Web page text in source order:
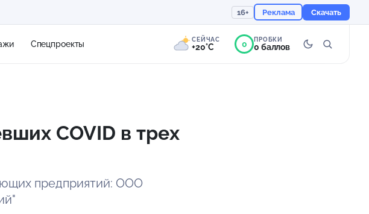
16+ Реклама Скачать
Спецпроекты СЕЙЧАС
+20°C
+20° Ощущается как +20
0 ПРОБКИ
0 баллов
COVID в трех
предприятий: ООО